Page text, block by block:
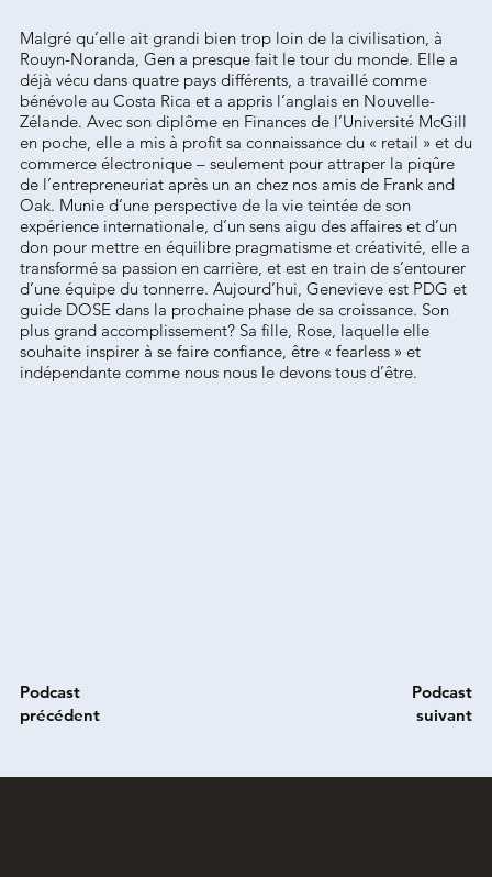
Malgré qu’elle ait grandi bien trop loin de la civilisation, à
Rouyn-Noranda, Gen a presque fait le tour du monde. Elle a
déjà vécu dans quatre pays différents, a travaillé comme
bénévole au Costa Rica et a appris l’anglais en Nouvelle-
Zélande. Avec son diplôme en Finances de l’Université McGill
en poche, elle a mis à profit sa connaissance du « retail » et du
commerce électronique – seulement pour attraper la piqûre
de l’entrepreneuriat après un an chez nos amis de Frank and
Oak. Munie d’une perspective de la vie teintée de son
expérience internationale, d’un sens aigu des affaires et d’un
don pour mettre en équilibre pragmatisme et créativité, elle a
transformé sa passion en carrière, et est en train de s’entourer
d’une équipe du tonnerre. Aujourd’hui, Genevieve est PDG et
guide DOSE dans la prochaine phase de sa croissance. Son
plus grand accomplissement? Sa fille, Rose, laquelle elle
souhaite inspirer à se faire confiance, être « fearless » et
indépendante comme nous nous le devons tous d’être.
Podcast
suivant
Podcast
précédent